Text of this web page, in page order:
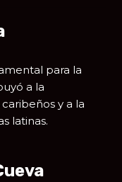
para la
a la
y a la
latinas.